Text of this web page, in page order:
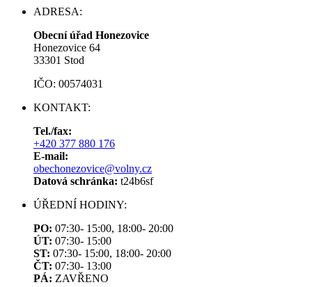
ADRESA:
Obecní úřad Honezovice
Honezovice 64
33301 Stod
IČO: 00574031
KONTAKT:
Tel./fax:
+420 377 880 176
E-mail:
obechonezovice@volny.cz
Datová schránka: t24b6sf
ÚŘEDNÍ HODINY:
PO: 07:30- 15:00, 18:00- 20:00
ÚT: 07:30- 15:00
ST: 07:30- 15:00, 18:00- 20:00
ČT: 07:30- 13:00
PÁ: ZAVŘENO